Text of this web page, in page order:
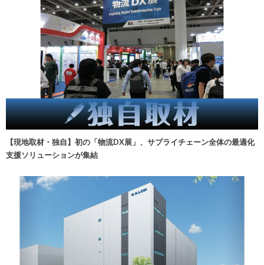
【現地取材・独自】初の「物流DX展」、サプライチェーン全体の最適化
支援ソリューションが集結